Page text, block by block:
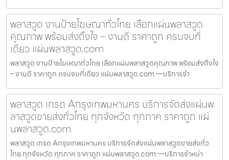
พลาสวูด งานป้ายโฆษณาทั่วไทย เลือกแผ่นพลาสวูด
คุณภาพ พร้อมส่งถึงใจ – งานดี ราคาถูก ครบจบที่
เดียว แผ่นพลาสวูด.com
พลาสวูด งานป้ายโฆษณาทั่วไทย เลือกแผ่นพลาสวูดคุณภาพ พร้อมส่งถึงใจ
– งานดี ราคาถูก ครบจบที่เดียว แผ่นพลาสวูด.com —บริการจำ
พลาสวูด เกรด Aกรุงเทพมหานคร บริการจัดส่งแผ่นพ
ลาสวูดขายส่งทั่วไทย ทุกจังหวัด ทุกภาค ราคาถูก แผ่
นพลาสวูด.com
พลาสวูด เกรด Aกรุงเทพมหานคร บริการจัดส่งแผ่นพลาสวูดขายส่งทั่ว
ไทย ทุกจังหวัด ทุกภาค ราคาถูก แผ่นพลาสวูด.com —บริการจำหน่า